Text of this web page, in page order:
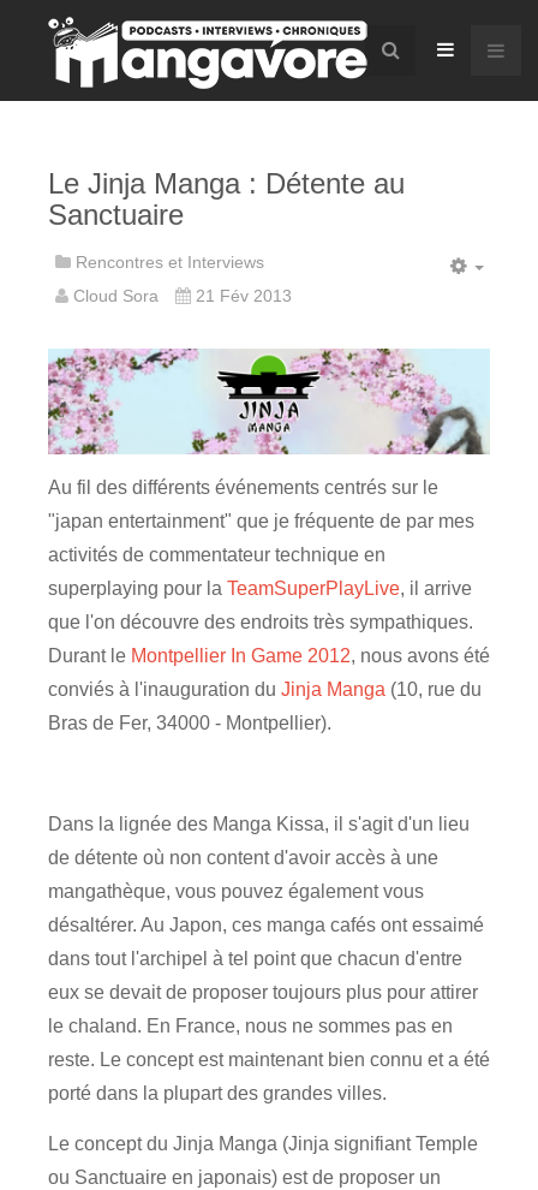
Le Jinja Manga : Détente au
Sanctuaire
Rencontres et Interviews
Cloud Sora
21 Fév 2013
Au fil des différents événements centrés sur le
"japan entertainment" que je fréquente de par mes
activités de commentateur technique en
superplaying pour la TeamSuperPlayLive, il arrive
que l'on découvre des endroits très sympathiques.
Durant le Montpellier In Game 2012, nous avons été
conviés à l'inauguration du Jinja Manga (10, rue du
Bras de Fer, 34000 - Montpellier).
Dans la lignée des Manga Kissa, il s'agit d'un lieu
de détente où non content d'avoir accès à une
mangathèque, vous pouvez également vous
désaltérer. Au Japon, ces manga cafés ont essaimé
dans tout l'archipel à tel point que chacun d'entre
eux se devait de proposer toujours plus pour attirer
le chaland. En France, nous ne sommes pas en
reste. Le concept est maintenant bien connu et a été
porté dans la plupart des grandes villes.
Le concept du Jinja Manga (Jinja signifiant Temple
ou Sanctuaire en japonais) est de proposer un